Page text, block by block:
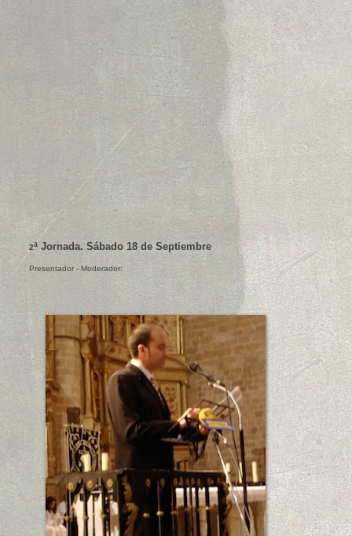
2ª Jornada. Sábado 18 de Septiembre
Presentador - Moderador: